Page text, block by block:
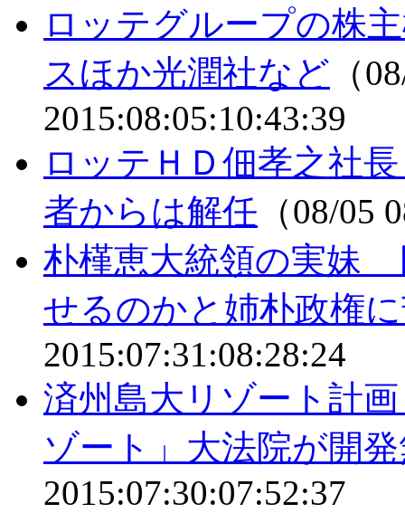
ロッテグループの株
スほか光潤社など （
2015:08:05:10:43:39
ロッテＨＤ佃孝之社
者からは解任 （08/05
朴槿恵大統領の実妹
せるのかと姉朴政権
2015:07:31:08:28:24
済州島大リゾート計
ゾート」大法院が開
2015:07:30:07:52:37